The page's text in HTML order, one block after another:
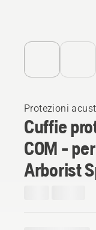
Protezioni
Cuffie
COM -
Arborist